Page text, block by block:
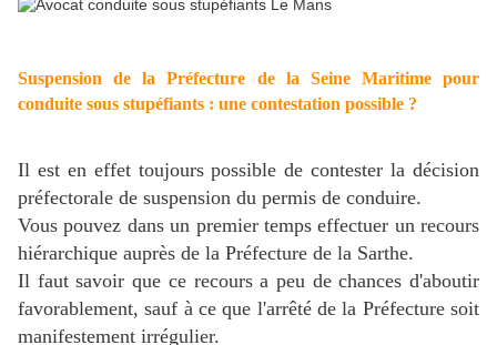
Suspension de la Préfecture de la Seine Maritime pour
conduite sous stupéfiants : une contestation possible ?
Il est en effet toujours possible de contester la décision
préfectorale de suspension du permis de conduire.
Vous pouvez dans un premier temps effectuer un recours
hiérarchique auprès de la Préfecture de la Sarthe.
Il faut savoir que ce recours a peu de chances d'aboutir
favorablement, sauf à ce que l'arrêté de la Préfecture soit
manifestement irrégulier.